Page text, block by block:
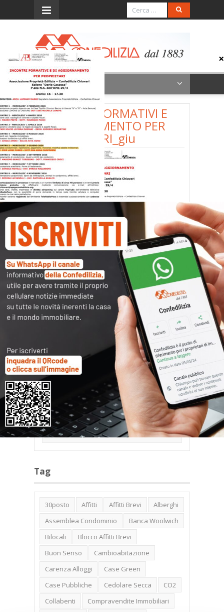
Menu
INCONTRI FORMATIVI E
AGGIORNAMENTO PER
PROPRIETARI_giu
Archivi
Categorie
Tag
30posto Affitti Affitti Brevi
Alberghi
Assemblea Condominio
Banca Woolwich
Bilocali
Blocco Affitti Brevi
Buon Senso
Cambioabitazione
Carenza Alloggi
Case Green
Case Pubbliche
Cedolare Secca
CO2
Collabenti
Compravendite Immobiliari